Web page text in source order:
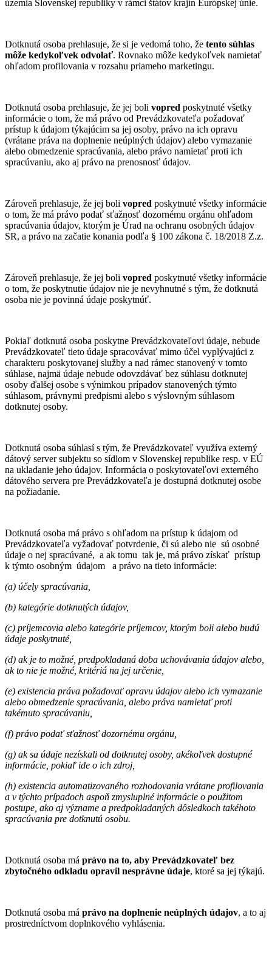
územia Slovenskej republiky v rámci štátov krajín Európskej únie.
Dotknutá osoba prehlasuje, že si je vedomá toho, že tento súhlas
môže kedykoľvek odvolať. Rovnako môže kedykoľvek namietať
ohľadom profilovania v rozsahu priameho marketingu.
Dotknutá osoba prehlasuje, že jej boli vopred poskytnuté všetky
informácie o tom, že má právo od Prevádzkovateľa požadovať
prístup k údajom týkajúcim sa jej osoby, právo na ich opravu
(vrátane práva na doplnenie neúplných údajov) alebo vymazanie
alebo obmedzenie spracúvania, alebo právo namietať proti ich
spracúvaniu, ako aj právo na prenosnosť údajov.
Zároveň prehlasuje, že jej boli vopred poskytnuté všetky informácie
o tom, že má právo podať sťažnosť dozornému orgánu ohľadom
spracúvania údajov, ktorým je Úrad na ochranu osobných údajov
SR, a právo na začatie konania podľa § 100 zákona č. 18/2018 Z.z.
Zároveň prehlasuje, že jej boli vopred poskytnuté všetky informácie
o tom, že poskytnutie údajov nie je nevyhnutné s tým, že dotknutá
osoba nie je povinná údaje poskytnúť.
Pokiaľ dotknutá osoba poskytne Prevádzkovateľovi údaje, nebude
Prevádzkovateľ tieto údaje spracovávať mimo účel vyplývajúci z
charakteru poskytovanej služby a nad rámec stanovený v tomto
súhlase, najmä údaje nebude odovzdávať bez súhlasu dotknutej
osoby ďalšej osobe s výnimkou prípadov stanovených týmto
súhlasom, právnymi predpismi alebo s výslovným súhlasom
dotknutej osoby.
Dotknutá osoba súhlasí s tým, že Prevádzkovateľ využíva externý
dátový server subjektu so sídlom v Slovenskej republike resp. v EÚ
na ukladanie jeho údajov. Informácia o poskytovateľovi externého
dátového servera pre Prevádzkovateľa je dostupná dotknutej osobe
na požiadanie.
Dotknutá osoba má právo s ohľadom na prístup k údajom od
Prevádzkovateľa vyžadovať potvrdenie, či sú alebo nie sú osobné
údaje o nej spracúvané, a ak tomu tak je, má právo získať prístup
k týmto osobným údajom a právo na tieto informácie:
(a) účely spracúvania,
(b) kategórie dotknutých údajov,
(c) príjemcovia alebo kategórie príjemcov, ktorým boli alebo budú
údaje poskytnuté,
(d) ak je to možné, predpokladaná doba uchovávania údajov alebo,
ak to nie je možné, kritériá na jej určenie,
(e) existencia práva požadovať opravu údajov alebo ich vymazanie
alebo obmedzenie spracúvania, alebo práva namietať proti
takémuto spracúvaniu,
(f) právo podať sťažnosť dozornému orgánu,
(g) ak sa údaje nezískali od dotknutej osoby, akékoľvek dostupné
informácie, pokiaľ ide o ich zdroj,
(h) existencia automatizovaného rozhodovania vrátane profilovania
a v týchto prípadoch aspoň zmysluplné informácie o použitom
postupe, ako aj význame a predpokladaných dôsledkoch takéhoto
spracúvania pre dotknutú osobu.
Dotknutá osoba má právo na to, aby Prevádzkovateľ bez
zbytočného odkladu opravil nesprávne údaje, ktoré sa jej týkajú.
Dotknutá osoba má právo na doplnenie neúplných údajov, a to aj
prostredníctvom doplnkového vyhlásenia.